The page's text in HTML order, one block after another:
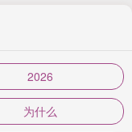
2026
为什么